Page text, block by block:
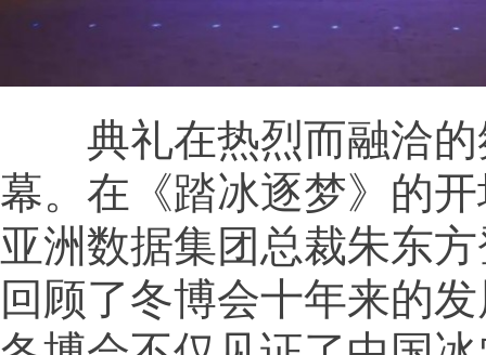
典礼在热烈而融洽的
幕。在《踏冰逐梦》的
亚洲数据集团总裁朱东
回顾了冬博会十年来的